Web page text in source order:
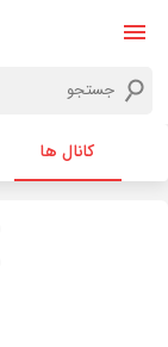
کانال ها